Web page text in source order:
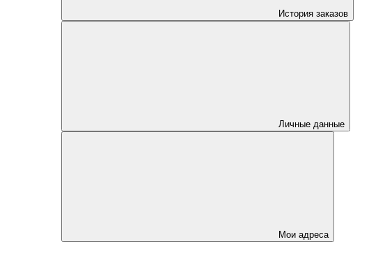
История заказов
Личные данные
Мои адреса